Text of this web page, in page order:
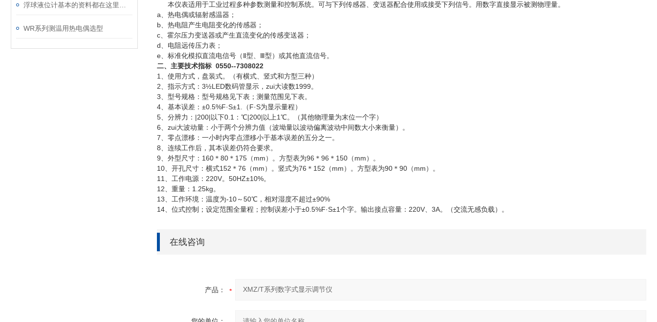
WR系列测温用热电偶选型
本仪表适用于工业过程多种参数测量和控制系统。可与下列传感器、变送器配合使用或接受下列信号。用数字直接显示被测物理量。
a、热电偶或辐射感温器；
b、热电阻产生电阻变化的传感器；
c、霍尔压力变送器或产生直流变化的传感变送器；
d、电阻远传压力表；
e、标准化模拟直流电信号（Ⅱ型、Ⅲ型）或其他直流信号。
二、主要技术指标 0550--7308022
1、使用方式，盘装式。（有横式、竖式和方型三种）
2、指示方式：3½LED数码管显示，zui大读数1999。
3、型号规格：型号规格见下表；测量范围见下表。
4、基本误差：±0.5%F·S±1.（F·S为显示量程）
5、分辨力：|200|以下0.1：℃|200|以上1℃。（其他物理量为末位一个字）
6、zui大波动量：小于两个分辨力值（波坳量以波动偏离波动中间数大小来衡量）。
7、零点漂移：一小时内零点漂移小于基本误差的五分之一。
8、连续工作后，其本误差仍符合要求。
9、外型尺寸：160＊80＊175（mm）。方型表为96＊96＊150（mm）。
10、开孔尺寸：横式152＊76（mm）。竖式为76＊152（mm）。方型表为90＊90（mm）。
11、工作电源：220V。50HZ±10%。
12、重量：1.25kg。
13、工作环境：温度为-10～50℃，相对湿度不超过±90%
14、位式控制；设定范围全量程；控制误差小于±0.5%F·S±1个字。输出接点容量：220V、3A。（交流无感负载）。
在线咨询
产品：